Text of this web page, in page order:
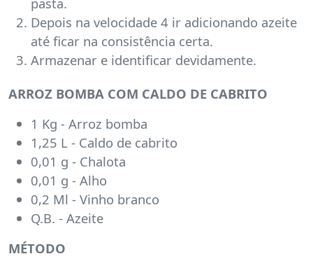
Depois na velocidade 4 ir adicionando azeite
até ficar na consistência certa.
Armazenar e identificar devidamente.
ARROZ BOMBA COM CALDO DE CABRITO
1 Kg - Arroz bomba
1,25 L - Caldo de cabrito
0,01 g - Chalota
0,01 g - Alho
0,2 Ml - Vinho branco
Q.B. - Azeite
MÉTODO